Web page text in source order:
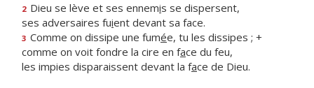
2 Dieu se lève et ses ennemis se dispersent,
ses adversaires fuient devant sa face.
3 Comme on dissipe une fumée, tu les dissipes ; +
comme on voit fondre la cire en face du feu,
les impies disparaissent devant la face de Dieu.